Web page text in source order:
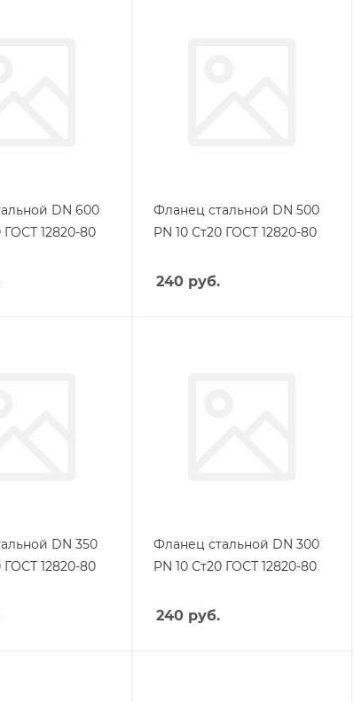
DN 600
ГОСТ 12820-80
Фланец стальной DN 500
PN 10 Ст20 ГОСТ 12820-80
240руб.
DN 350
ГОСТ 12820-80
Фланец стальной DN 300
PN 10 Ст20 ГОСТ 12820-80
240руб.